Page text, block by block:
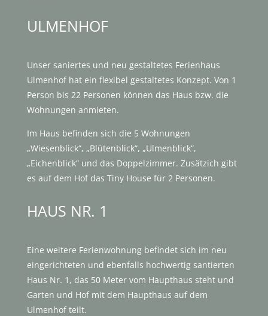
ULMENHOF
Unser saniertes und neu gestaltetes Ferienhaus
Ulmenhof hat ein flexibel gestaltetes Konzept. Von 1
Person bis 22 Personen können das Haus bzw. die
Wohnungen anmieten.
Im Haus befinden sich die 5 Wohnungen
„Wiesenblick“, „Blütenblick“, „Ulmenblick“,
„Eichenblick“ und das Doppelzimmer. Zusätzich gibt
es auf dem Hof das Tiny House für 2 Personen.
HAUS NR. 1
Eine weitere Ferienwohnung befindet sich im neu
eingerichteten und ebenfalls hochwertig santierten
Haus Nr. 1, das 50 Meter vom Haupthaus steht und
Garten und Hof mit dem Haupthaus auf dem
Ulmenhof teilt.